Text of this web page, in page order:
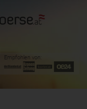
Empfohlen von: